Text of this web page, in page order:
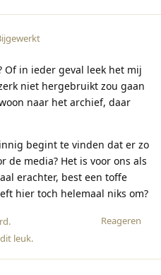
Of in ieder geval leek het mij
niet hergebruikt zou gaan
naar het archief, daar
begint te vinden dat er zo
de media? Het is voor ons als
erachter, best een toffe
hier toch helemaal niks om?
Reageren
.
leuk.